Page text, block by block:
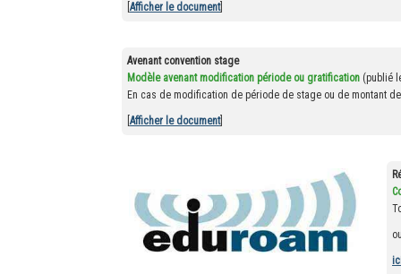
[Afficher le document]
Avenant convention stage
Modèle avenant modification période ou gratification (publié
En cas de modification de période de stage ou de montant
[Afficher le document]